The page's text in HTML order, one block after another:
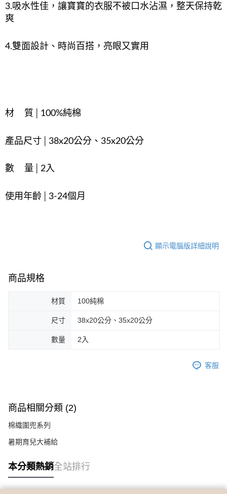
3.吸水性佳，讓寶寶的衣服不被口水沾濕，整天保持乾
爽
4.雙面設計、時尚百搭，亮眼又實用
材 質│100%純棉
產品尺寸│38x20公分、35x20公分
數 量│2入
使用年齡│3-24個月
顯示電腦版詳細說明
商品規格
材質 100純棉
尺寸 38x20公分、35x20公分
數量 2入
客服
商品相關分類 (2)
棉織圍兜系列
暑期育兒大補給
本分類熱銷全站排行